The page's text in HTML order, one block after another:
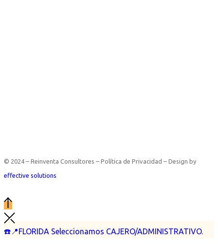
☎️📍FLORIDA Seleccionamos CAJERO/ADMINISTRATIVO.
© 2024 – Reinventa Consultores – Política de Privacidad – Design by
effective solutions